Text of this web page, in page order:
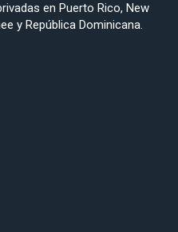
en Puerto Rico, New
y República Dominicana.